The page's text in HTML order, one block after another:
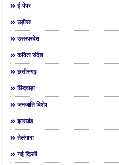
ई-पेपर
उड़ीसा
उत्तरप्रदेश
कविता संदेश
छत्तीसगढ़
छिंदवाड़ा
जनजाति विशेष
झारखंड
तेलंगाना
नई दिल्ली